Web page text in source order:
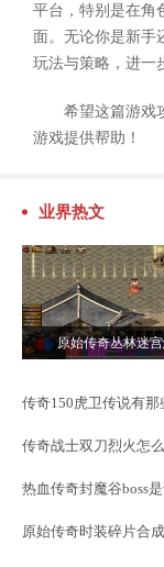
平台，特别是在角
面。无论你是新手
玩法与策略，进一
希望这篇游戏
游戏提供帮助！
业界热文
原始传奇丛林迷
传奇150虎卫传说有那
传奇战士双刀烈火怎
热血传奇封魔谷boss
原始传奇时装碎片合